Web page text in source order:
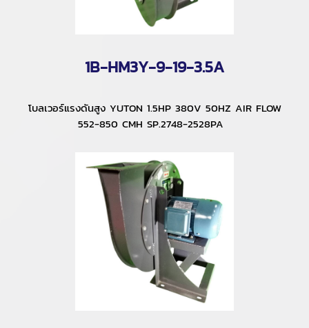
1B-HM3Y-9-19-3.5A
โบลเวอร์แรงดันสูง YUTON 1.5HP 380V 50HZ AIR FLOW
552-850 CMH SP.2748-2528PA